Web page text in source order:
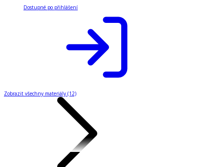
Dostupné po přihlášení
Zobrazit všechny materiály (12)